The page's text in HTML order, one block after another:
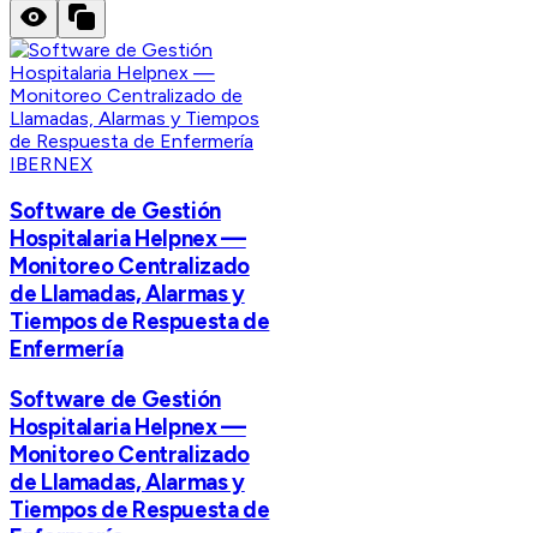
IBERNEX
Software de Gestión
Hospitalaria Helpnex —
Monitoreo Centralizado
de Llamadas, Alarmas y
Tiempos de Respuesta de
Enfermería
Software de Gestión
Hospitalaria Helpnex —
Monitoreo Centralizado
de Llamadas, Alarmas y
Tiempos de Respuesta de